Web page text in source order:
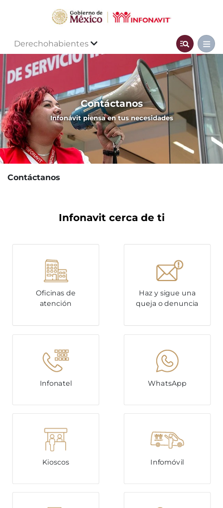
Derechohabientes
Contáctanos
Infonavit piensa en tus necesidades
Contáctanos
Infonavit cerca de ti
Oficinas de
atención
Haz y sigue una
queja o denuncia
Infonatel WhatsApp
Kioscos Infomóvil